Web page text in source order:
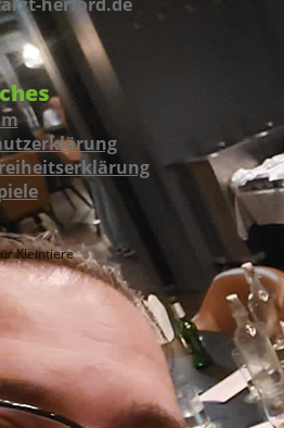
Kleintiere